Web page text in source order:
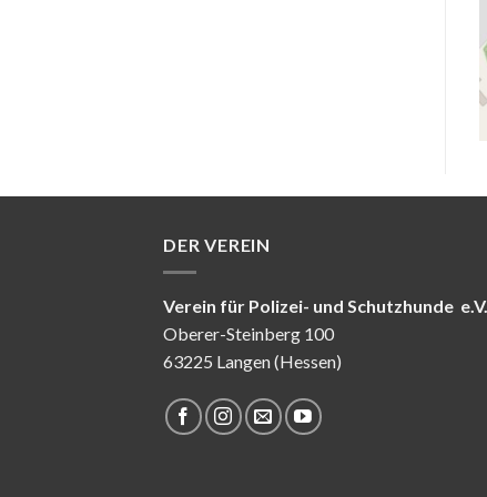
DER VEREIN
Verein für Polizei- und Schutzhunde e.V.
Oberer-Steinberg 100
63225 Langen (Hessen)